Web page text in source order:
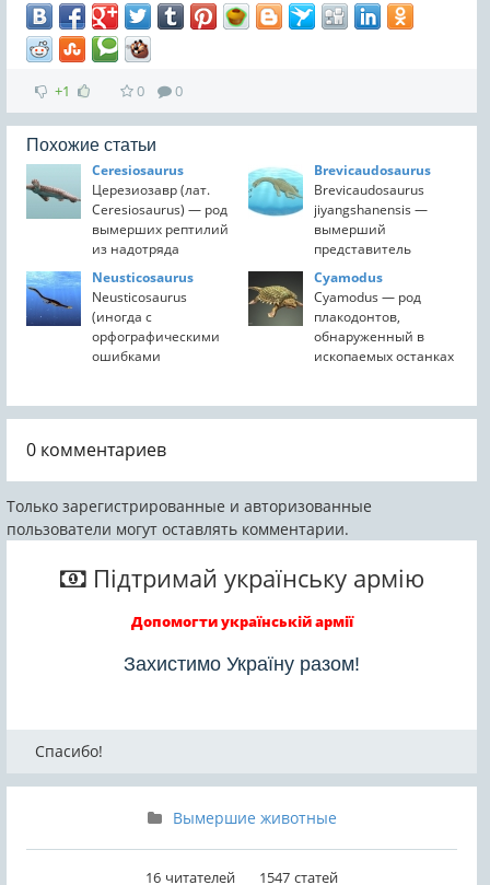
+1 0 0
Похожие статьи
Ceresiosaurus
Церезиозавр (лат.
Ceresiosaurus) — род
вымерших рептилий
из надотряда
завроптеригий,
отряда
синаптозавров,
подотряда
нотозавров.
Название
означает «Ящер из...
Brevicaudosaurus
Brevicaudosaurus
jiyangshanensis —
вымерший
представитель
нотозавров,
известный из
триасовых
отложений Китая,
возрастом около 240
миллионов лет.
Neusticosaurus
Neusticosaurus
(иногда с
орфографическими
ошибками
ящерица») —
морских рептилий,
из Италии,...
Cyamodus
Cyamodus — род
плакодонтов,
обнаруженный в
ископаемых останках
названный
0 комментариев
Только зарегистрированные и авторизованные
пользователи могут оставлять комментарии.
Підтримай українську армію
Допомогти українській армії
Захистимо Україну разом!
Спасибо!
Вымершие животные
16 читателей 1547 статей